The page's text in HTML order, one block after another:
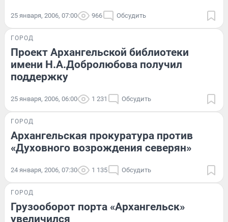
25 января, 2006, 07:00 966 Обсудить
ГОРОД
Проект Архангельской библиотеки
имени Н.А.Добролюбова получил
поддержку
25 января, 2006, 06:00 1 231 Обсудить
ГОРОД
Архангельская прокуратура против
«Духовного возрождения северян»
24 января, 2006, 07:30 1 135 Обсудить
ГОРОД
Грузооборот порта «Архангельск»
увеличился